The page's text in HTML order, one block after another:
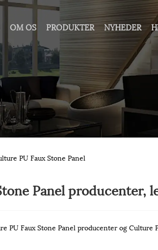
OM OS PRODUKTER NYHEDER
PU Faux Stone Panel
Panel producenter,
PU Faux Stone Panel producenter og